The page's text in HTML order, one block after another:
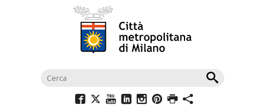
navigazione